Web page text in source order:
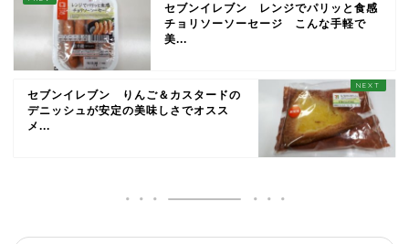
セブンイレブン レンジでパリッと食感
チョリソーソーセージ こんな手軽で
美...
セブンイレブン りんご＆カスタードの
デニッシュが安定の美味しさでオスス
メ...